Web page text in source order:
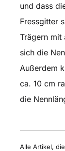
und dass
Fressgitter
Trägern mit
sich die
Außerdem
ca. 10 cm
die
Alle Artikel,